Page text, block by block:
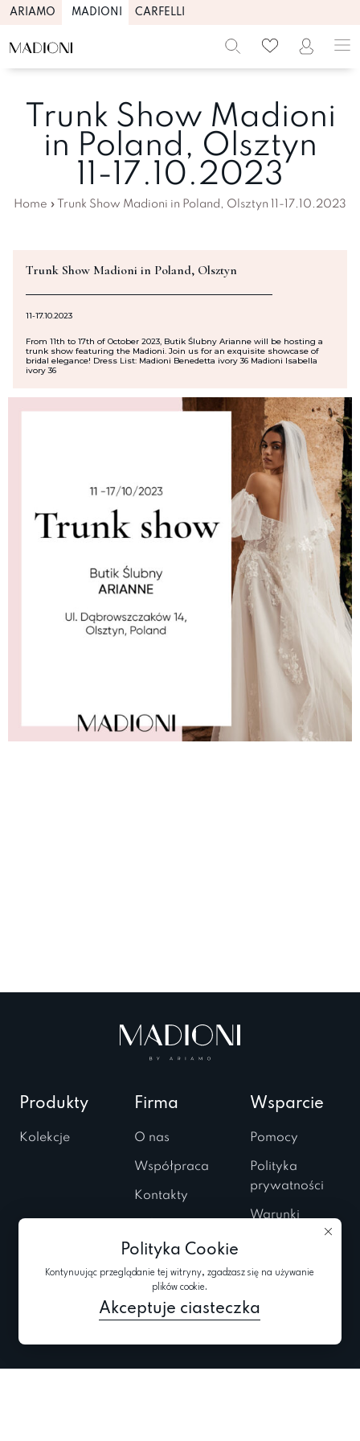
ARIAMO MADIONI CARFELLI
Trunk Show Madioni
in Poland, Olsztyn
11-17.10.2023
Home » Trunk Show Madioni in Poland, Olsztyn 11-17.10.2023
Trunk Show Madioni in Poland, Olsztyn
11-17.10.2023
From 11th to 17th of October 2023, Butik Ślubny Arianne will be hosting a
trunk show featuring the Madioni. Join us for an exquisite showcase of
bridal elegance! Dress List: Madioni Benedetta ivory 36 Madioni Isabella
ivory 36
Polityka Cookie
Kontynuując przeglądanie tej witryny, zgadzasz się na używanie
plików cookie.
Akceptuje ciasteczka
Produkty
Kolekcje
Firma
O nas
Współpraca
Kontakty
Zamknięte
pokazy
Blog
Wsparcie
Pomocy
Polityka
prywatności
Warunki
użytkowania
„cookie”